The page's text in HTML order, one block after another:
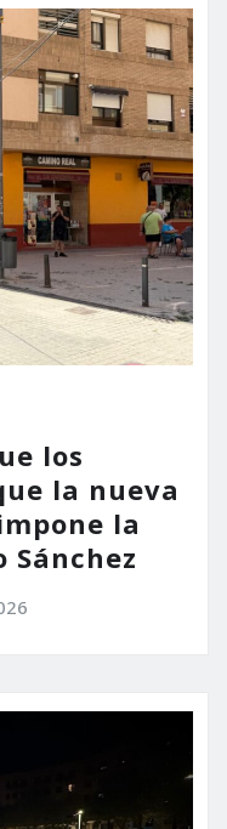
los
la nueva
la
Sánchez